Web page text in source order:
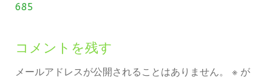
685
コメントを残す
メールアドレスが公開されることはありません。 ※ が